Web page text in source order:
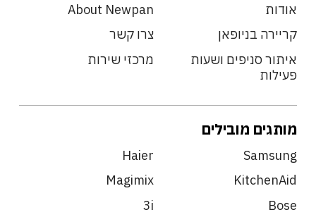
אודות
About Newpan
קריירה בניופאן
צרו קשר
איתור סניפים ושעות
פעילות
מרכזי שירות
מותגים מובילים
Samsung
Haier
KitchenAid
Magimix
Bose
3i